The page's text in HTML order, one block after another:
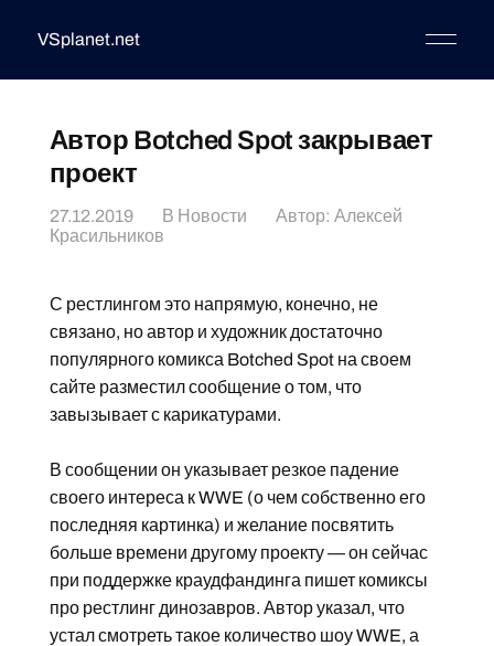
VSplanet.net
Автор Botched Spot закрывает
проект
27.12.2019 В Новости Автор: Алексей
Красильников
С рестлингом это напрямую, конечно, не
связано, но автор и художник достаточно
популярного комикса Botched Spot на своем
сайте разместил сообщение о том, что
завызывает с карикатурами.
В сообщении он указывает резкое падение
своего интереса к WWE (о чем собственно его
последняя картинка) и желание посвятить
больше времени другому проекту — он сейчас
при поддержке краудфандинга пишет комиксы
про рестлинг динозавров. Автор указал, что
устал смотреть такое количество шоу WWE, а